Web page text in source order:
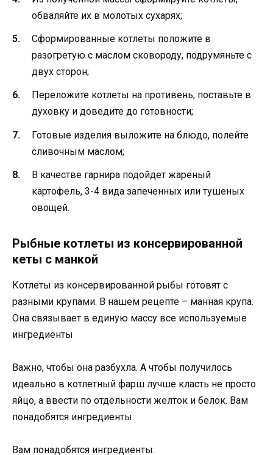
обваляйте их в молотых сухарях;
Сформированные котлеты положите в
разогретую с маслом сковороду, подрумяньте с
двух сторон;
Переложите котлеты на противень, поставьте в
духовку и доведите до готовности;
Готовые изделия выложите на блюдо, полейте
сливочным маслом;
В качестве гарнира подойдет жареный
картофель, 3-4 вида запеченных или тушеных
овощей.
Рыбные котлеты из консервированной
кеты с манкой
Котлеты из консервированной рыбы готовят с
разными крупами. В нашем рецепте – манная крупа.
Она связывает в единую массу все используемые
ингредиенты
Важно, чтобы она разбухла. А чтобы получилось
идеально в котлетный фарш лучше класть не просто
яйцо, а ввести по отдельности желток и белок. Вам
понадобятся ингредиенты:
Вам понадобятся ингредиенты: